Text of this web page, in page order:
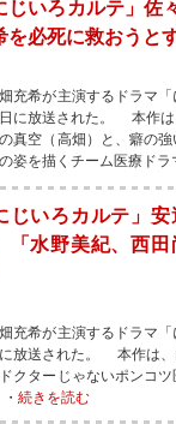
じいろカルテ」
を必死に救おうと
充希が主演するドラマ「
日に放送された。 本作は
真空（高畑）と、癖の
姿を描くチーム医療ド
じいろカルテ」
水野美紀、西田
充希が主演するドラマ「
放送された。 本作は、
クターじゃないポンコ
続きを読む